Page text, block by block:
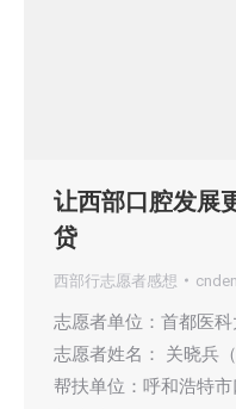
让西部口腔发展
贷
西部行志愿者感想
志愿者单位：首都医
志愿者姓名： 关晓兵（
帮扶单位：呼和浩特